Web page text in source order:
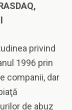
privind
1996 prin
companii, dar
de abuz